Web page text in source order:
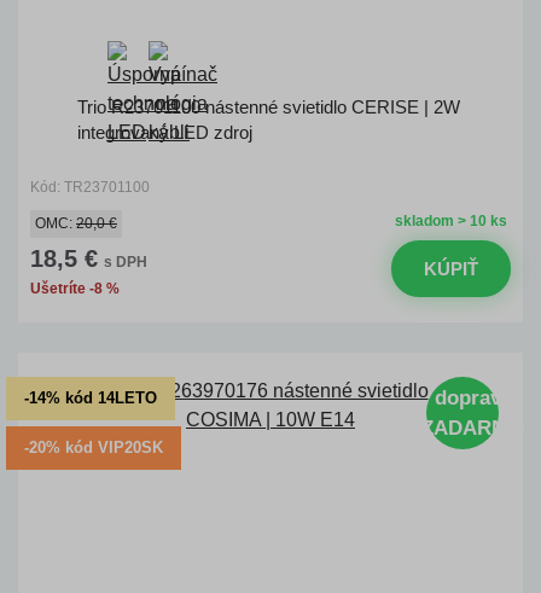
Trio R23701100 nástenné svietidlo CERISE | 2W
integrovaný LED zdroj
Kód: TR23701100
skladom > 10 ks
OMC: 20,0 €
18,5 € s DPH
Ušetríte -8 %
KÚPIŤ
-14% kód 14LETO
-20% kód VIP20SK
doprava
ZADARMO